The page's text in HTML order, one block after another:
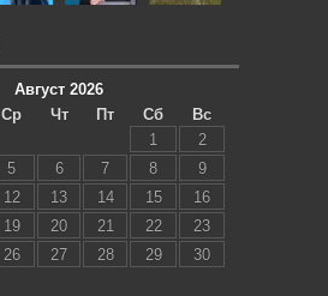
Август 2026
Ср Чт Пт Сб
Вс
1
2
5 6 7 8
9
12 13 14 15
16
19 20 21 22
23
26 27 28 29
30